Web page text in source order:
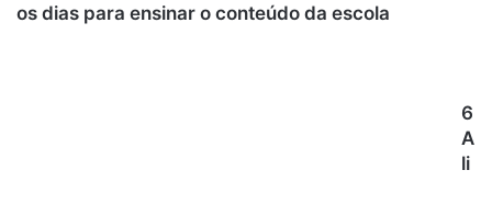
os dias para ensinar o conteúdo da escola
6
A
li